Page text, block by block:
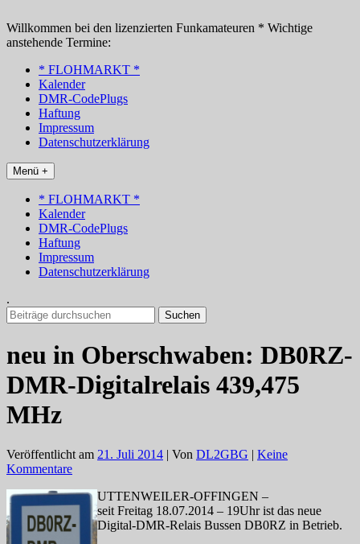
Inhalt
springen
Willkommen bei den lizenzierten Funkamateuren * Wichtige
anstehende Termine:
* FLOHMARKT *
Kalender
DMR-CodePlugs
Haftung
Impressum
Datenschutzerklärung
Menü +
* FLOHMARKT *
Kalender
DMR-CodePlugs
Haftung
Impressum
Datenschutzerklärung
.
Suchen
nach:
neu in Oberschwaben: DB0RZ-
DMR-Digitalrelais 439,475
MHz
Veröffentlicht am 21. Juli 2014 | Von DL2GBG | Keine
Kommentare
UTTENWEILER-OFFINGEN –
seit Freitag 18.07.2014 – 19Uhr ist das neue
Digital-DMR-Relais Bussen DB0RZ in Betrieb.